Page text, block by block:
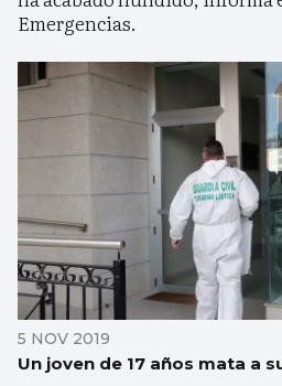
Emergencias.
5 NOV 2019
Un joven de 17 años mata a